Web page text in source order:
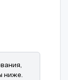
ниже.